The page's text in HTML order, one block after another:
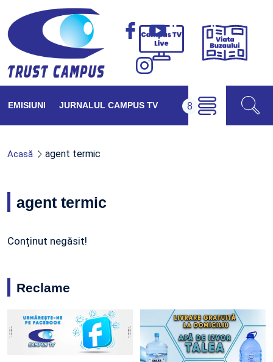
Campus
Viața
EMISIUNI JURNALUL CAMPUS TV
Acasă agent termic
agent termic
Conținut negăsit!
Reclame